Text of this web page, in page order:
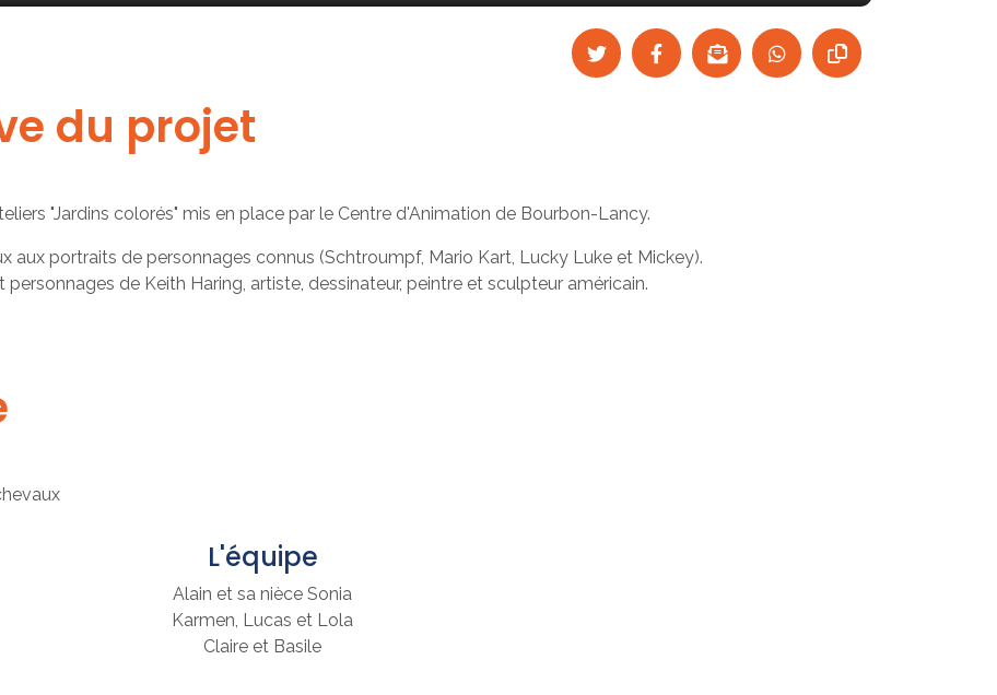
du projet
"Jardins colorés" mis en place par le Centre d'Animation de Bourbon-Lancy.
aux portraits de personnages connus (Schtroumpf, Mario Kart, Lucky Luke et Mickey).
de Keith Haring, artiste, dessinateur, peintre et sculpteur américain.
L'équipe
Alain et sa nièce Sonia
Karmen, Lucas et Lola
Claire et Basile